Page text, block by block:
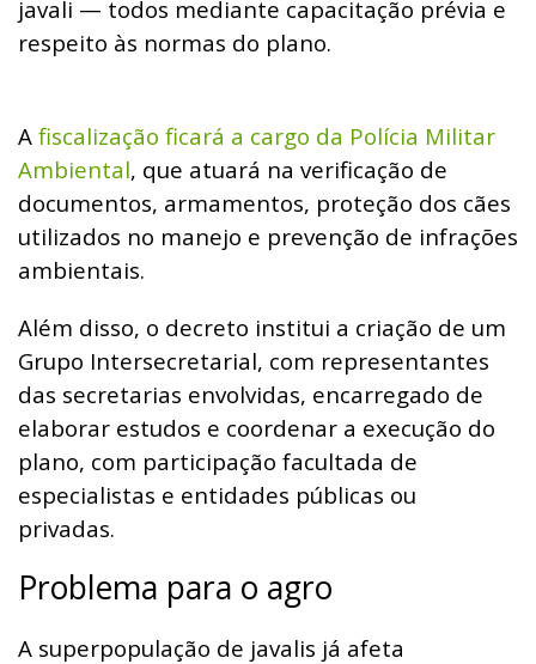
javali — todos mediante capacitação prévia e
respeito às normas do plano.
A fiscalização ficará a cargo da Polícia Militar
Ambiental, que atuará na verificação de
documentos, armamentos, proteção dos cães
utilizados no manejo e prevenção de infrações
ambientais.
Além disso, o decreto institui a criação de um
Grupo Intersecretarial, com representantes
das secretarias envolvidas, encarregado de
elaborar estudos e coordenar a execução do
plano, com participação facultada de
especialistas e entidades públicas ou
privadas.
Problema para o agro
A superpopulação de javalis já afeta